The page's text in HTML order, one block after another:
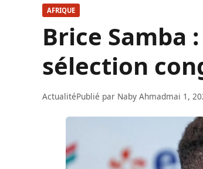
AFRIQUE
Brice Samba
sélection
ActualitéPublié par Naby Ahmadmai 1,